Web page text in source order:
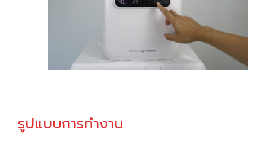
รูปแบบการทำงาน